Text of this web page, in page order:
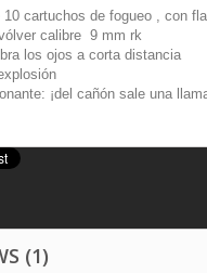
10 cartuchos de fogueo , con
calibre 9 mm rk
los ojos a corta distancia
¡del cañón sale una
(1)